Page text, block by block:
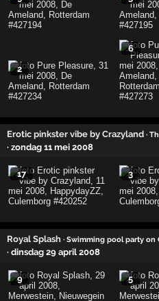
2
6
Erotic pinkster vibe by Crazyland ·
· zondag 11 mei 2008
17 3
Royal Splash · Swimming pool party on
· dinsdag 29 april 2008
9 5